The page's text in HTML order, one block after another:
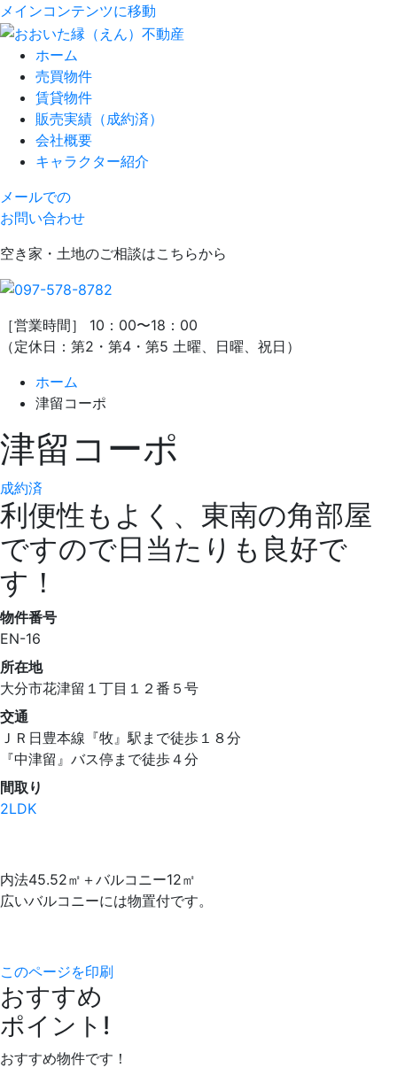
メインコンテンツに移動
ホーム
売買物件
賃貸物件
販売実績（成約済）
会社概要
キャラクター紹介
メールでの
お問い合わせ
空き家・土地のご相談はこちらから
［営業時間］ 10：00〜18：00
（定休日：第2・第4・第5 土曜、日曜、祝日）
ホーム
津留コーポ
津留コーポ
成約済
利便性もよく、東南の角部屋
ですので日当たりも良好で
す！
物件番号
EN-16
所在地
大分市花津留１丁目１２番５号
交通
ＪＲ日豊本線『牧』駅まで徒歩１８分
『中津留』バス停まで徒歩４分
間取り
2LDK
内法45.52㎡＋バルコニー12㎡
広いバルコニーには物置付です。
このページを印刷
おすすめ
ポイント!
おすすめ物件です！